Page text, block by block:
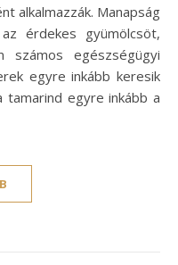
alkalmazzák. Manapság
érdekes gyümölcsöt,
számos egészségügyi
egyre inkább keresik
egyre inkább a